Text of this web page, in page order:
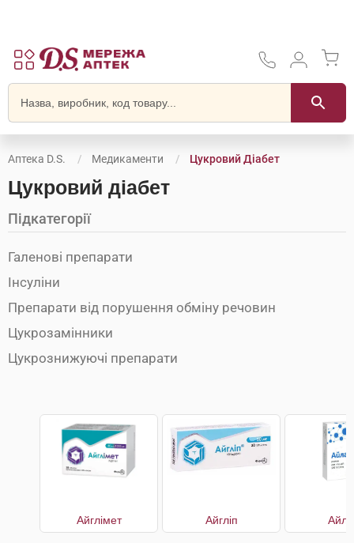
Аптека D.S. Медикаменти Цукровий Діабет
Цукровий діабет
Підкатегорії
Галенові препарати
Інсуліни
Препарати від порушення обміну речовин
Цукрозамінники
Цукрознижуючі препарати
Айглімет Айгліп